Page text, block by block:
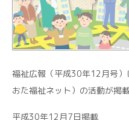
福祉広報（平成30年12月号
おた福祉ネット）の活動が掲
平成30年12月7日掲載